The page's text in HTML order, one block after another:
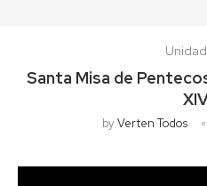
Santa Misa de
byVerten Todos